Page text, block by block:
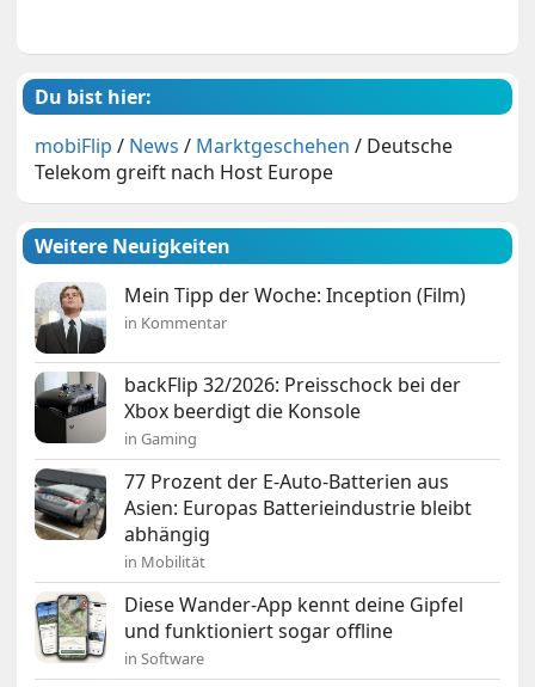
Du bist hier:
mobiFlip / News / Marktgeschehen / Deutsche
Telekom greift nach Host Europe
Weitere Neuigkeiten
Mein Tipp der Woche: Inception (Film)
in Kommentar
backFlip 32/2026: Preisschock bei der
Xbox beerdigt die Konsole
in Gaming
77 Prozent der E-Auto-Batterien aus
Asien: Europas Batterieindustrie bleibt
abhängig
in Mobilität
Diese Wander-App kennt deine Gipfel
und funktioniert sogar offline
in Software